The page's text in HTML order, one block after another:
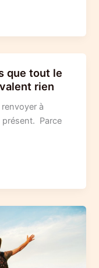
que tout le
rien
à
présent. Parce